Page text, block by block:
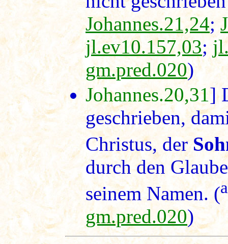
Johannes.21,24;
jl.ev10.157,03;
gm.pred.020)
Johannes.20,31]
geschrieben,
Christus, der
durch den
seinem Namen. (a
gm.pred.020)